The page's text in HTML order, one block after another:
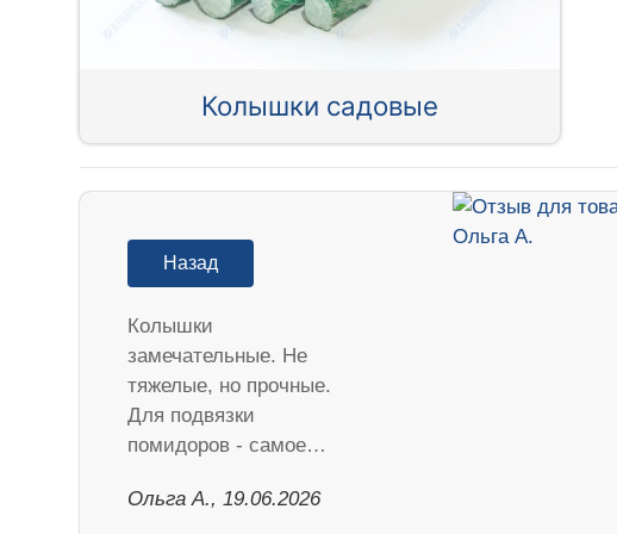
Колышки садовые
Назад
Колышки
замечательные. Не
тяжелые, но прочные.
Для подвязки
помидоров - самое…
Ольга А., 19.06.2026